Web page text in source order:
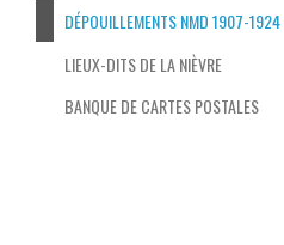
DÉPOUILLEMENTS NMD 1907-1924
LIEUX-DITS DE LA NIÈVRE
BANQUE DE CARTES POSTALES